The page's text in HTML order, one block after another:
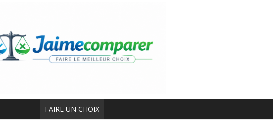
FAIRE UN CHOIX